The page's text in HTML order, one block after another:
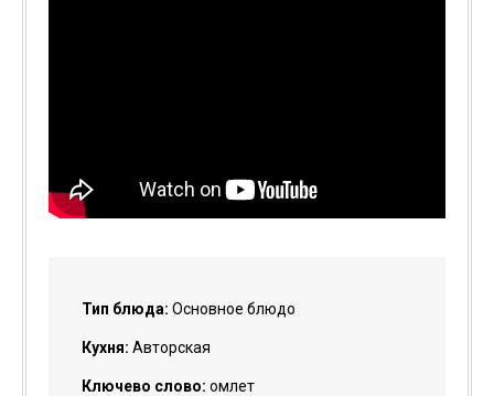
Тип блюда: Основное блюдо
Кухня: Авторская
Ключево слово: омлет